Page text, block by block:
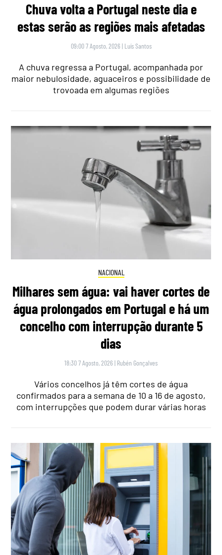
Chuva volta a Portugal neste dia e
estas serão as regiões mais afetadas
09:00 7 Agosto, 2026 | Luís Santos
A chuva regressa a Portugal, acompanhada por
maior nebulosidade, aguaceiros e possibilidade de
trovoada em algumas regiões
NACIONAL
Milhares sem água: vai haver cortes de
água prolongados em Portugal e há um
concelho com interrupção durante 5
dias
18:30 7 Agosto, 2026 | Rubén Gonçalves
Vários concelhos já têm cortes de água
confirmados para a semana de 10 a 16 de agosto,
com interrupções que podem durar várias horas